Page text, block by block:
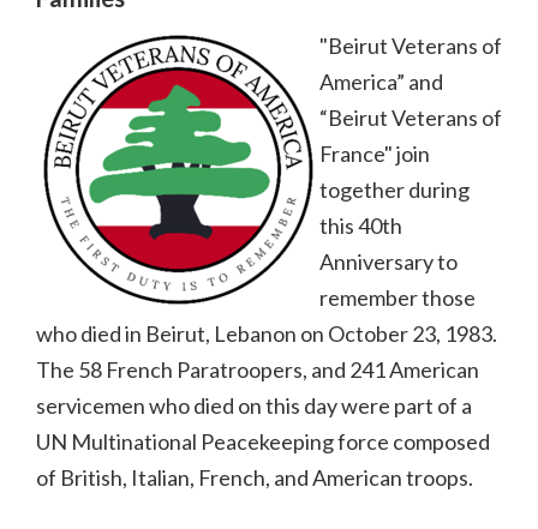
"Beirut Veterans of
America” and
“Beirut Veterans of
France" join
together during
this 40th
Anniversary to
remember those
who died in Beirut, Lebanon on October 23, 1983.
The 58 French Paratroopers, and 241 American
servicemen who died on this day were part of a
UN Multinational Peacekeeping force composed
of British, Italian, French, and American troops.